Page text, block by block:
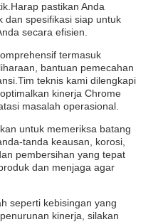
pastikan Anda
dan spesifikasi siap untuk
secara efisien.
termasuk
bantuan pemecahan
teknis kami dilengkapi
kinerja Chrome
masalah operasional.
untuk memeriksa batang
tanda keausan, korosi,
pembersihan yang tepat
dan menjaga agar
seperti kebisingan yang
kinerja, silakan